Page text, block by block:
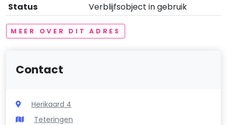
Status
Verblijfsobject in gebruik
MEER OVER DIT ADRES
Contact
Herikaard 4
Teteringen